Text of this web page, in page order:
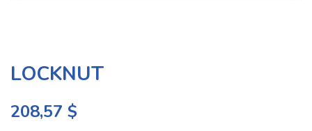
LOCKNUT
208,57 $